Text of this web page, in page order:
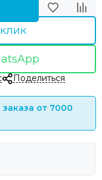
Поделиться
от 7000